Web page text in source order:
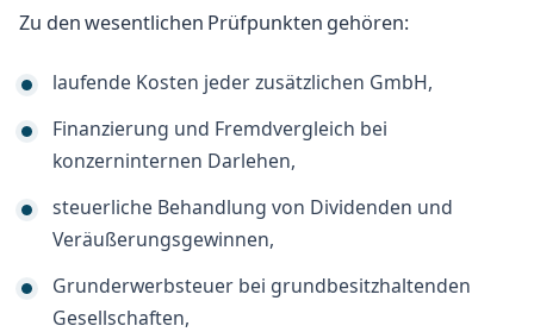
Zu den wesentlichen Prüfpunkten gehören:
laufende Kosten jeder zusätzlichen GmbH,
Finanzierung und Fremdvergleich bei
konzerninternen Darlehen,
steuerliche Behandlung von Dividenden und
Veräußerungsgewinnen,
Grunderwerbsteuer bei grundbesitzhaltenden
Gesellschaften,